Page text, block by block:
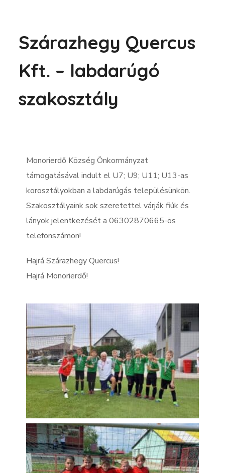
Szárazhegy Quercus
Kft. – labdarúgó
szakosztály
Monorierdő Község Önkormányzat
támogatásával indult el U7; U9; U11; U13-as
korosztályokban a labdarúgás településünkön.
Szakosztályaink sok szeretettel várják fiúk és
lányok jelentkezését a 06302870665-ös
telefonszámon!
Hajrá Szárazhegy Quercus!
Hajrá Monorierdő!